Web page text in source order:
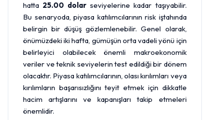
hatta 25.00 dolar seviyelerine kadar taşıyabilir.
Bu senaryoda, piyasa katılımcılarının risk iştahında
belirgin bir düşüş gözlemlenebilir. Genel olarak,
önümüzdeki iki hafta, gümüşün orta vadeli yönü için
belirleyici olabilecek önemli makroekonomik
veriler ve teknik seviyelerin test edildiği bir dönem
olacaktır. Piyasa katılımcılarının, olası kırılımları veya
kırılımların başarısızlığını teyit etmek için dikkatle
hacim artışlarını ve kapanışları takip etmeleri
önemlidir.